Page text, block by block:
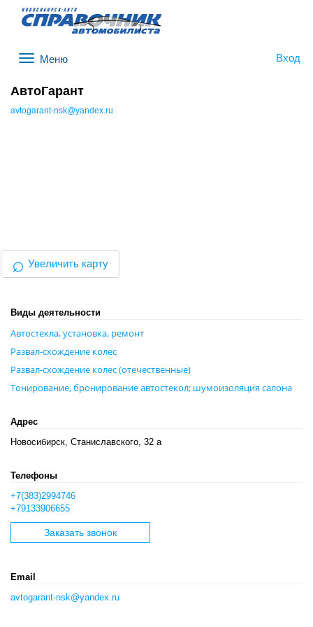
Вход
АвтоГарант
avtogarant-nsk@yandex.ru
⌕ Увеличить карту
Виды деятельности
Автостекла, установка, ремонт
Развал-схождение колес
Развал-схождение колес (отечественные)
Тонирование, бронирование автостекол; шумоизоляция салона
Адрес
Новосибирск, Станиславского, 32 а
Телефоны
+7(383)2994746
+79133906655
Заказать звонок
Email
avtogarant-nsk@yandex.ru